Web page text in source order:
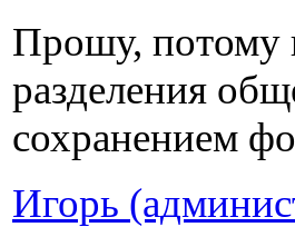
Прошу, потому
разделения
сохранением
Игорь